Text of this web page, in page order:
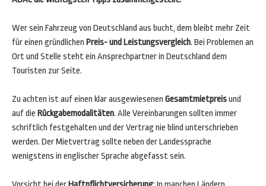
Wer sein Fahrzeug von Deutschland aus bucht, dem bleibt mehr Zeit
für einen gründlichen Preis- und Leistungsvergleich. Bei Problemen an
Ort und Stelle steht ein Ansprechpartner in Deutschland dem
Touristen zur Seite.
Zu achten ist auf einen klar ausgewiesenen Gesamtmietpreisund
auf die Rückgabemodalitäten. Alle Vereinbarungen sollten immer
schriftlich festgehalten und der Vertrag nie blind unterschrieben
werden. Der Mietvertrag sollte neben der Landessprache
wenigstens in englischer Sprache abgefasst sein.